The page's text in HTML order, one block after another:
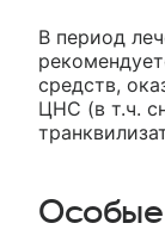
В период
средств,
ЦНС (в т.ч.
Особые